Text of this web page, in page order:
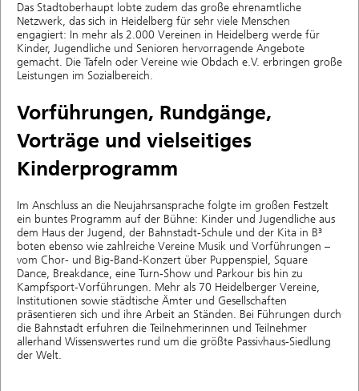
Das Stadtoberhaupt lobte zudem das große ehrenamtliche
Netzwerk, das sich in Heidelberg für sehr viele Menschen
engagiert: In mehr als 2.000 Vereinen in Heidelberg werde für
Kinder, Jugendliche und Senioren hervorragende Angebote
gemacht. Die Tafeln oder Vereine wie Obdach e.V. erbringen große
Leistungen im Sozialbereich.
Vorführungen, Rundgänge,
Vorträge und vielseitiges
Kinderprogramm
Im Anschluss an die Neujahrsansprache folgte im großen Festzelt
ein buntes Programm auf der Bühne: Kinder und Jugendliche aus
dem Haus der Jugend, der Bahnstadt-Schule und der Kita in B³
boten ebenso wie zahlreiche Vereine Musik und Vorführungen –
vom Chor- und Big-Band-Konzert über Puppenspiel, Square
Dance, Breakdance, eine Turn-Show und Parkour bis hin zu
Kampfsport-Vorführungen. Mehr als 70 Heidelberger Vereine,
Institutionen sowie städtische Ämter und Gesellschaften
präsentieren sich und ihre Arbeit an Ständen. Bei Führungen durch
die Bahnstadt erfuhren die Teilnehmerinnen und Teilnehmer
allerhand Wissenswertes rund um die größte Passivhaus-Siedlung
der Welt.